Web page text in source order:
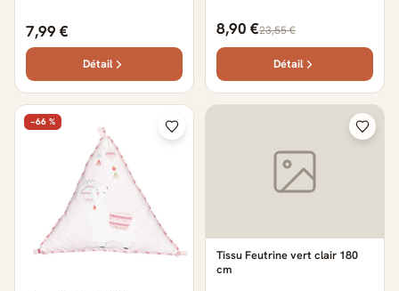
7,99 €
Détail
8,90 €23,55 €
Détail
−66 %
Tissu Feutrine vert clair 180
cm